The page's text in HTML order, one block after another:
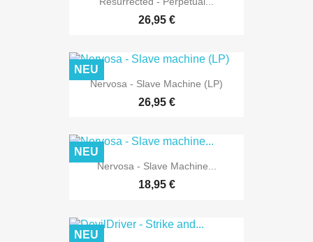
26,95 €
Nervosa - Slave Machine (LP)
26,95 €
NEU
Nervosa - Slave Machine...
18,95 €
NEU
NEU